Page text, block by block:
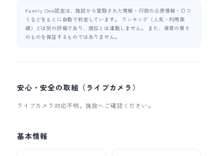
Family One認定は、施設から登録された情報・行政の公表情報・口コ
ミなどをもとに自動で判定しています。 ランキング（人気・利用実
績）とは別の評価であり、順位とは連動しません。 また、保育の質そ
のものを保証するものではありません。
安心・安全の取組（ライブカメラ）
ライブカメラ対応不明。施設へご確認ください。
基本情報